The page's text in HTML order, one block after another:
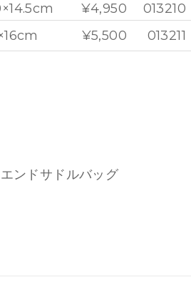
¥4,950
¥5,500
013210
013211
ンドサドルバッグ